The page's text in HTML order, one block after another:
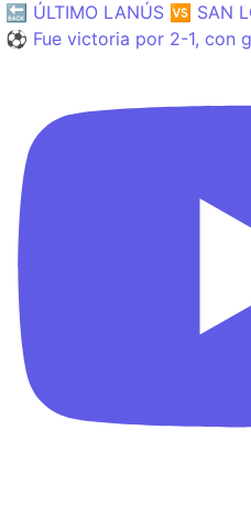
🔙 ÚLTIMO LANÚS 🆚 SAN
⚽️ Fue victoria por 2-1, con